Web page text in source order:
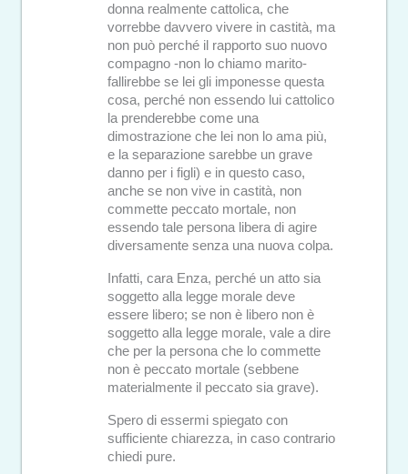
donna realmente cattolica, che
vorrebbe davvero vivere in castità, ma
non può perché il rapporto suo nuovo
compagno -non lo chiamo marito-
fallirebbe se lei gli imponesse questa
cosa, perché non essendo lui cattolico
la prenderebbe come una
dimostrazione che lei non lo ama più,
e la separazione sarebbe un grave
danno per i figli) e in questo caso,
anche se non vive in castità, non
commette peccato mortale, non
essendo tale persona libera di agire
diversamente senza una nuova colpa.
Infatti, cara Enza, perché un atto sia
soggetto alla legge morale deve
essere libero; se non è libero non è
soggetto alla legge morale, vale a dire
che per la persona che lo commette
non è peccato mortale (sebbene
materialmente il peccato sia grave).
Spero di essermi spiegato con
sufficiente chiarezza, in caso contrario
chiedi pure.